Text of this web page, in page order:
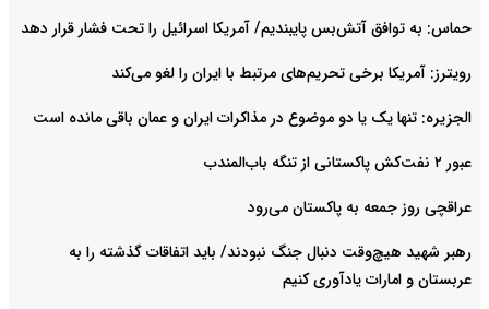
حماس: به توافق آتش‌بس پایبندیم/ آمریکا اسرائیل را تحت فشار قرار دهد
رویترز: آمریکا برخی تحریم‌های مرتبط با ایران را لغو می‌کند
الجزیره: تنها یک یا دو موضوع در مذاکرات ایران و عمان باقی مانده است
عبور ۲ نفت‌کش پاکستانی از تنگه باب‌المندب
عراقچی روز جمعه به پاکستان می‌رود
رهبر شهید هیچ‌وقت دنبال جنگ نبودند/ باید اتفاقات گذشته را به
عربستان و امارات یادآوری کنیم